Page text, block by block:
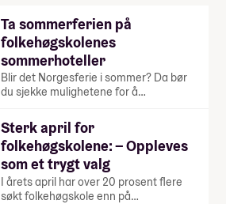
Ta sommerferien på
folkehøgskolenes
sommerhoteller
Blir det Norgesferie i sommer? Da bør
du sjekke mulighetene for å…
Sterk april for
folkehøgskolene: – Oppleves
som et trygt valg
I årets april har over 20 prosent flere
søkt folkehøgskole enn på…